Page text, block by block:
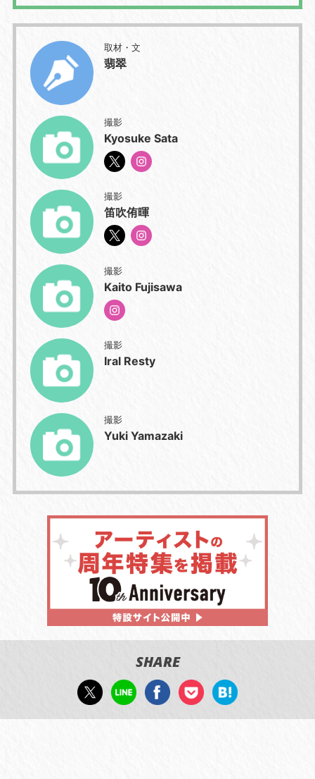
取材・文
翡翠
撮影
Kyosuke Sata
撮影
笛吹侑暉
撮影
Kaito Fujisawa
撮影
Iral Resty
撮影
Yuki Yamazaki
SHARE